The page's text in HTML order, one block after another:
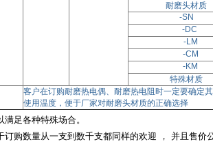
耐磨头材质
-SN
-DC
-LM
-CM
-KM
特殊材质
客户在订购耐磨热电偶、耐磨热电阻时一定要确定
使用温度，便于厂家对耐磨头材质的正确选择
满足各种特殊场合。
订购数量从一支到数千支都同样的欢迎 ， 并且售价